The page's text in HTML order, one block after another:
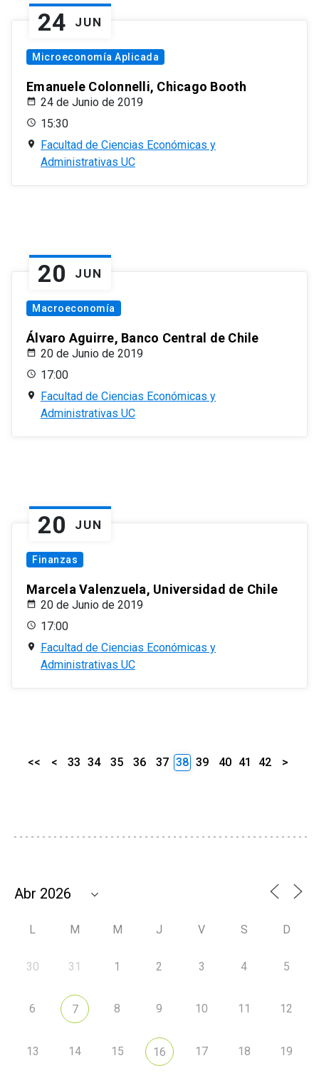
24 JUN
Microeconomía Aplicada
Emanuele Colonnelli, Chicago Booth
24 de Junio de 2019
15:30
Facultad de Ciencias Económicas y
Administrativas UC
20 JUN
Macroeconomía
Álvaro Aguirre, Banco Central de Chile
20 de Junio de 2019
17:00
Facultad de Ciencias Económicas y
Administrativas UC
20 JUN
Finanzas
Marcela Valenzuela, Universidad de Chile
20 de Junio de 2019
17:00
Facultad de Ciencias Económicas y
Administrativas UC
<< < 33 34 35 36 37 38 39 40 41 42 >
L M M J V S D
30 31 1 2 3 4 5
6 7 8 9 10 11 12
13 14 15 16 17 18 19